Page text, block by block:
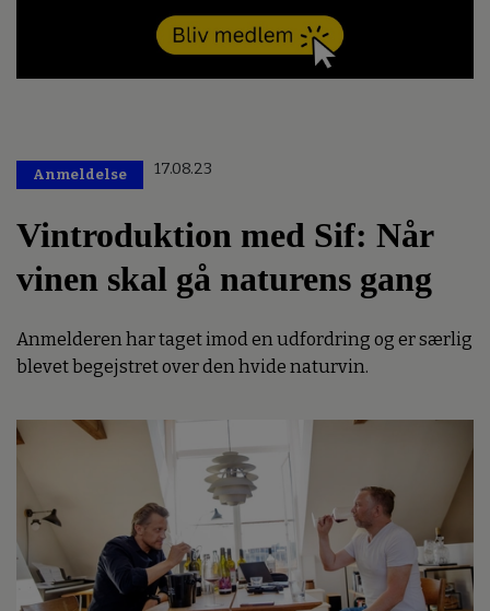
Anmeldelse 17.08.23
Vintroduktion med Sif: Når
vinen skal gå naturens gang
Anmelderen har taget imod en udfordring og er særlig
blevet begejstret over den hvide naturvin.